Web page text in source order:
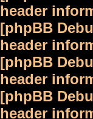
header
[phpBB
header
[phpBB
header
[phpBB
header